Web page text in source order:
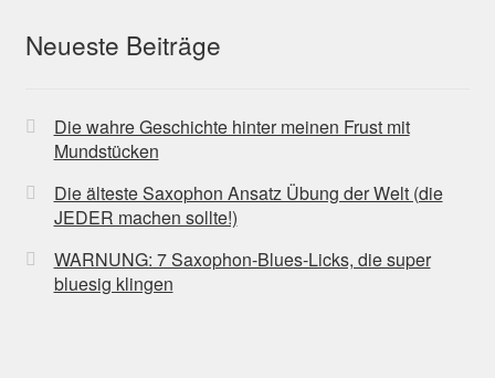
Neueste Beiträge
Die wahre Geschichte hinter meinen Frust mit
Mundstücken
Die älteste Saxophon Ansatz Übung der Welt (die
JEDER machen sollte!)
WARNUNG: 7 Saxophon-Blues-Licks, die super
bluesig klingen